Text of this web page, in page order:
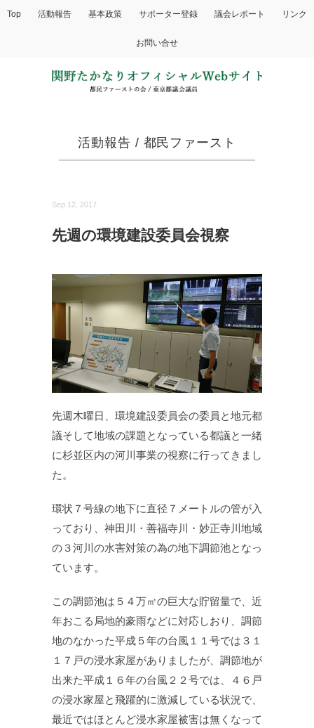
Top 活動報告 基本政策 サポーター登録 議会レポート リンク
お問い合せ
活動報告 / 都民ファースト
Sep 12, 2017
先週の環境建設委員会視察
先週木曜日、環境建設委員会の委員と地元都
議そして地域の課題となっている都議と一緒
に杉並区内の河川事業の視察に行ってきまし
た。
環状７号線の地下に直径７メートルの管が入
っており、神田川・善福寺川・妙正寺川地域
の３河川の水害対策の為の地下調節池となっ
ています。
この調節池は５４万㎥の巨大な貯留量で、近
年おこる局地的豪雨などに対応しおり、調節
地のなかった平成５年の台風１１号では３１
１７戸の浸水家屋がありましたが、調節地が
出来た平成１６年の台風２２号では、４６戸
の浸水家屋と飛躍的に激減している状況で、
最近ではほとんど浸水家屋被害は無くなって